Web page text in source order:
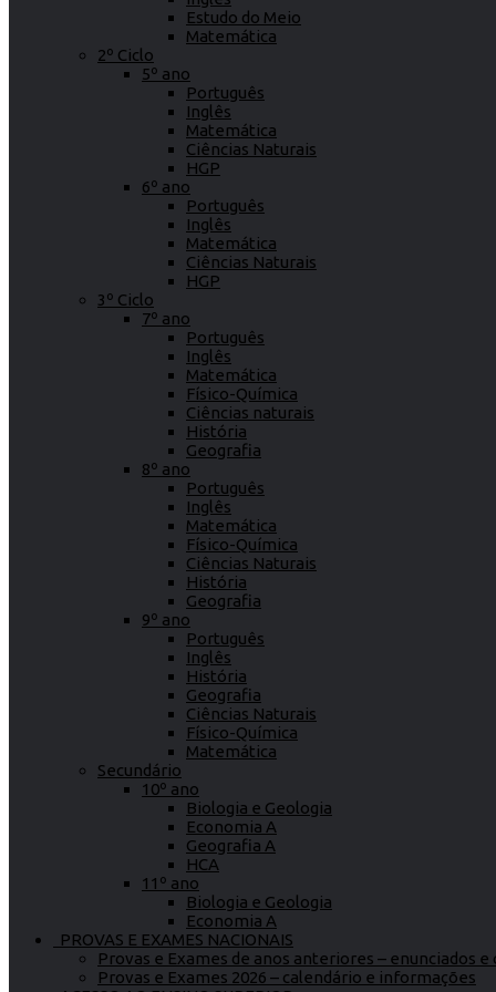
Estudo do Meio
Matemática
2º Ciclo
5º ano
Português
Inglês
Matemática
Ciências Naturais
HGP
6º ano
Português
Inglês
Matemática
Ciências Naturais
HGP
3º Ciclo
7º ano
Português
Inglês
Matemática
Físico-Química
Ciências naturais
História
Geografia
8º ano
Português
Inglês
Matemática
Físico-Química
Ciências Naturais
História
Geografia
9º ano
Português
Inglês
História
Geografia
Ciências Naturais
Físico-Química
Matemática
Secundário
10º ano
Biologia e Geologia
Economia A
Geografia A
HCA
11º ano
Biologia e Geologia
Economia A
PROVAS E EXAMES NACIONAIS
Provas e Exames de anos anteriores – enunciados
Provas e Exames 2026 – calendário e informações